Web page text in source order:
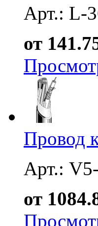
Арт.: L-
от
Провод
Арт.:
от